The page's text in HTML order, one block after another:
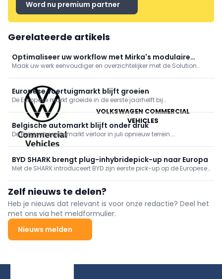
VOLKSWAGEN COMMERCIAL
VEHICLES
Word nu premium partner
Gerelateerde artikels
Optimaliseer uw workflow met Mirka's modulaire
gereedschapswagen
Maak uw werk eenvoudiger en overzichtelijker met de Solution
gereedschapswagen is uw werkomgeving altijd georganiseerd
en netjes.
Europese voertuigmarkt blijft groeien
De Europese markt groeide in de eerste jaarhelft bij
personenwagens, bestelwagens, vrachtwagens en bussen.
Elektrificatie wint verder terrein, maar diesel blijft bij zware
bedrijfsvoertuigen nog altijd dominant.
Belgische automarkt blijft onder druk
De Belgische automarkt verloor in juli opnieuw terrein.
Professionele klanten houden de elektrische aandrijving
bovenaan, terwijl BMW zijn leiderspositie verstevigt en Chinese
merken zoals BYD, Leapmotor en Jaecoo hun opmars
verderzetten.
BYD SHARK brengt plug-inhybridepick-up naar Europa
Met de SHARK introduceert BYD zijn eerste pick-up op de Europese
90 km, vierwielaandrijving en een trekvermogen van 2,5 ton.
Zelf nieuws te delen?
Heb je nieuws dat relevant is voor onze redactie? Deel het
met ons via het meldformulier.
Nieuws melden